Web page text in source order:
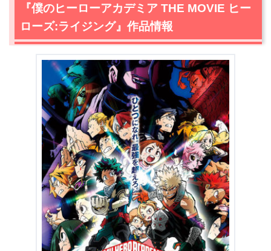
＼＼31日間無料!!お試し解約もOK／／
今すぐ無料でU-NEXTで見る
『僕のヒーローアカデミア THE MOVIE ヒー
ローズ:ライジング』作品情報